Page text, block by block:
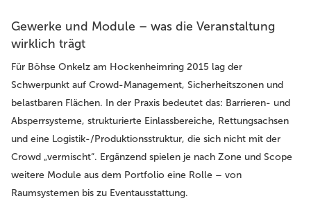
Gewerke und Module – was die Veranstaltung
wirklich trägt
Für Böhse Onkelz am Hockenheimring 2015 lag der
Schwerpunkt auf Crowd-Management, Sicherheitszonen und
belastbaren Flächen. In der Praxis bedeutet das: Barrieren- und
Absperrsysteme, strukturierte Einlassbereiche, Rettungsachsen
und eine Logistik-/Produktionsstruktur, die sich nicht mit der
Crowd „vermischt“. Ergänzend spielen je nach Zone und Scope
weitere Module aus dem Portfolio eine Rolle – von
Raumsystemen bis zu Eventausstattung.